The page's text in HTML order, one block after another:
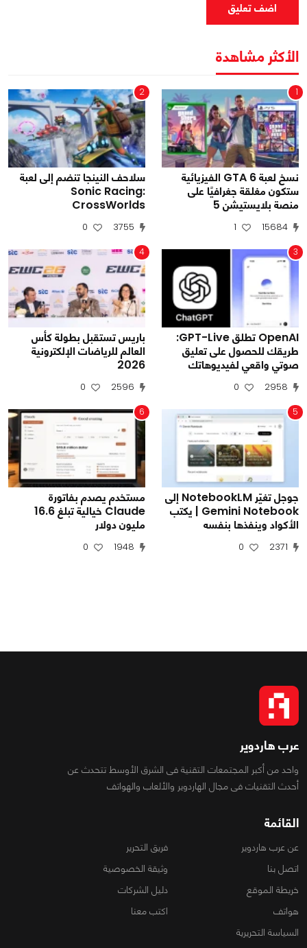
اضف تعليق
الأكثر مشاهدة
1
نسخ لعبة GTA 6 الفيزيائية
ستكون مغلقة جغرافيًا على
منصة بلايستيشن 5
15684
1
2
سلاحف النينجا تنضم إلى لعبة
Sonic Racing:
CrossWorlds
3755
0
3
OpenAI تطلق GPT-Live:
طريقك للحصول على تعليق
صوتي واقعي لفيديوهاتك
2958
0
4
باريس تستقبل بطولة كأس
العالم للرياضات الإلكترونية
2026
2596
0
5
جوجل تغيّر NotebookLM إلى
Gemini Notebook | يكتب
الأكواد وينفذها بنفسه
2371
0
6
مستخدم يصدم بفاتورة
Claude خيالية تبلغ 16.6
مليون دولار
1948
0
عرب هاردوير
واحد من أكبر المجتمعات التقنية فى الشرق الأوسط تتحدث عن
أحدث التقنيات فى مجال الهاردوير والألعاب والهواتف
القائمة
عن عرب هاردوير
فريق التحرير
اتصل بنا
وثيقة الخصوصية
خريطة الموقع
دليل الشركات
هواتف
اكتب معنا
السياسة التحريرية